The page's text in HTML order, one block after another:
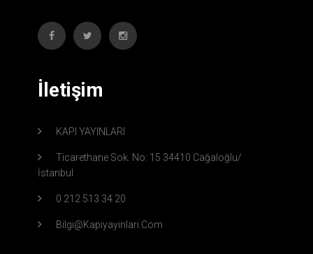
İletişim
KAPI YAYINLARI
Ticarethane Sok. No: 15 34410 Cağaloğlu/
İstanbul
0 212 513 34 20
Bilgi@kapiyayinlari.com